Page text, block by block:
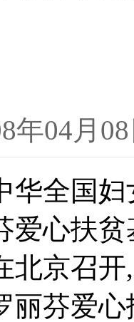
年04月
全国妇
爱心扶
北京召
丽芬爱